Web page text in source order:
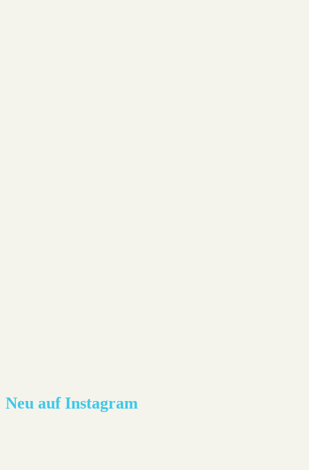
Neu auf Instagram